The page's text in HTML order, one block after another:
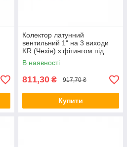
Колектор латунний
вентильний 1" на 3 виходи
KR (Чехія) з фітингом під
трубу 16 мм
В наявності
811,30 ₴ 917,70 ₴
Купити